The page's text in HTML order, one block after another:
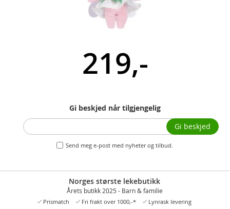
219,-
Gi beskjed når tilgjengelig
Send meg e-post med nyheter og tilbud.
Gi beskjed
Norges største lekebutikk
Årets butikk 2025 - Barn & familie
Prismatch Fri frakt over 1000,-* Lynrask levering